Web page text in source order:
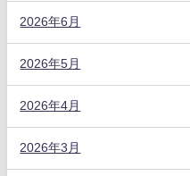
2026年6月
2026年5月
2026年4月
2026年3月